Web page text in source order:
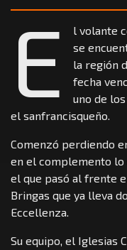
E
l volante
se
la región
fecha
uno de
el sanfrancisqueño.
Comenzó perdiendo
en el complemento lo
el que pasó al frente
Bringas que ya lleva
Eccellenza.
Su equipo, el Iglesias